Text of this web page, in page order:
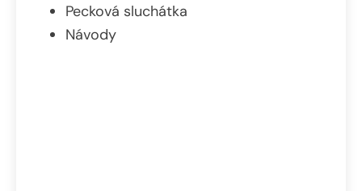
Pecková sluchátka
Návody